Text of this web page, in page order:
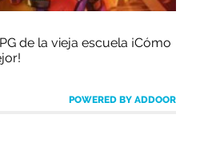
de la vieja escuela ¡Cómo
POWERED BY ADDOOR